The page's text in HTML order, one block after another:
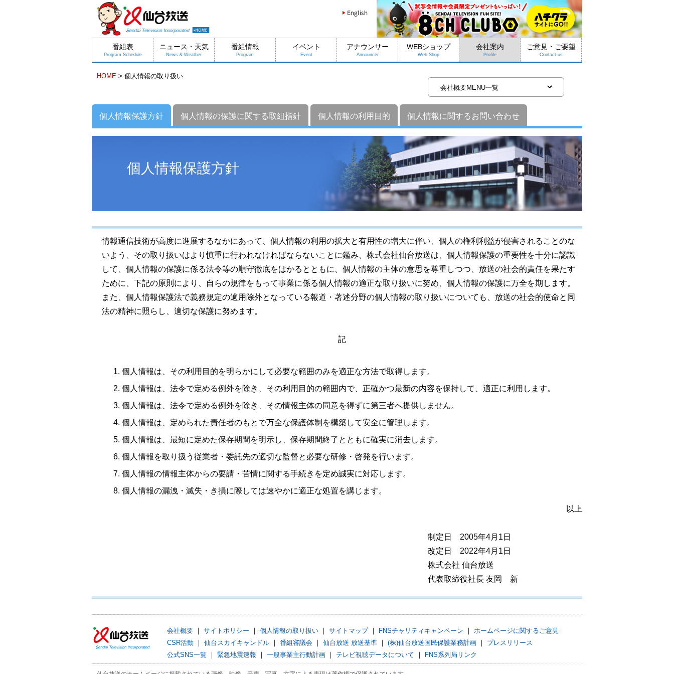
番組表
Program Schedule
ニュース・天気
News & Weather
番組情報
Program
イベント
Event
アナウンサー
Announcer
WEBショップ
Web Shop
会社案内
Profile
ご意見・ご要望
Contact us
HOME > 個人情報の取り扱い
個人情報保護方針 個人情報の保護に関する取組指針 個人情報の利用目的 個人情報に関するお問い合わせ
個人情報保護方針
情報通信技術が高度に進展するなかにあって、個人情報の利用の拡大と有用性の増大に伴い、個人の権利利益が侵害されることのな
いよう、その取り扱いはより慎重に行われなければならないことに鑑み、株式会社仙台放送は、個人情報保護の重要性を十分に認識
して、個人情報の保護に係る法令等の順守徹底をはかるとともに、個人情報の主体の意思を尊重しつつ、放送の社会的責任を果たす
ために、下記の原則により、自らの規律をもって事業に係る個人情報の適正な取り扱いに努め、個人情報の保護に万全を期します。
また、個人情報保護法で義務規定の適用除外となっている報道・著述分野の個人情報の取り扱いについても、放送の社会的使命と同
法の精神に照らし、適切な保護に努めます。
記
個人情報は、その利用目的を明らかにして必要な範囲のみを適正な方法で取得します。
個人情報は、法令で定める例外を除き、その利用目的の範囲内で、正確かつ最新の内容を保持して、適正に利用します。
個人情報は、法令で定める例外を除き、その情報主体の同意を得ずに第三者へ提供しません。
個人情報は、定められた責任者のもとで万全な保護体制を構築して安全に管理します。
個人情報は、最短に定めた保存期間を明示し、保存期間終了とともに確実に消去します。
個人情報を取り扱う従業者・委託先の適切な監督と必要な研修・啓発を行います。
個人情報の情報主体からの要請・苦情に関する手続きを定め誠実に対応します。
個人情報の漏洩・滅失・き損に際しては速やかに適正な処置を講じます。
以上
制定日 2005年4月1日
改定日 2022年4月1日
株式会社 仙台放送
代表取締役社長 友岡 新
会社概要 ｜ サイトポリシー ｜ 個人情報の取り扱い ｜ サイトマップ｜ FNSチャリティキャンペーン ｜ ホームページに関するご意見
CSR活動 ｜ 仙台スカイキャンドル ｜ 番組審議会 ｜ 仙台放送 放送基準 ｜ (株)仙台放送国民保護業務計画 ｜ プレスリリース
公式SNS一覧 ｜ 緊急地震速報 ｜ 一般事業主行動計画 ｜ テレビ視聴データについて ｜ FNS系列局リンク